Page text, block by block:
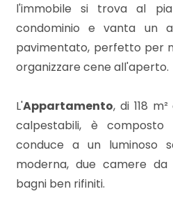
l'immobile si trova al
condominio e vanta un
pavimentato, perfetto per
organizzare cene all'aperto.
L'Appartamento, di 118
calpestabili, è
conduce a un luminoso
moderna, due camere
bagni ben rifiniti.
Locali
minimi
Qualsiasi